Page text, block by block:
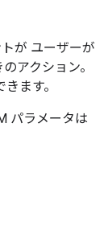
が ユーザーが
アクション。
ます。
パラメータは